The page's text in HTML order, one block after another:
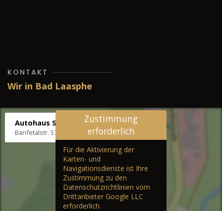
KONTAKT
Wir in Bad Laasphe
Autohaus Stenger
Banfetalstr. 57, 57334 Bad Laasphe
Zustimmung
erforderlich
Für die Aktivierung der
Karten- und
Navigationsdienste ist Ihre
Zustimmung zu den
Datenschutzrichtlinien vom
Drittanbieter Google LLC
erforderlich.